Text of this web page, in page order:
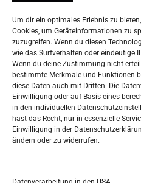
Um dir ein optimales Erlebnis zu
Cookies, um Geräteinformationen zu
zuzugreifen. Wenn du diesen
wie das Surfverhalten oder eindeutige
Wenn du deine Zustimmung nicht
bestimmte Merkmale und Funktionen
diese Daten auch mit Dritten. Die
Einwilligung oder auf Basis eines
in den individuellen
hast das Recht, nur in essenzielle
Einwilligung in der
ändern oder zu widerrufen.
Datenschutzerklärung
Widerufsbelehrung
Oglašavanje / Postavite svoj
Tko je “Idemo u
Pretražite stranicu:
S